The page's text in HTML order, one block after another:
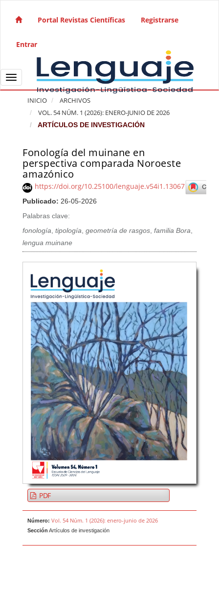
Navegación principal
Barra lateral
Portal Revistas Científicas Registrarse
Entrar
Toggle navigation
INICIO
ARCHIVOS
VOL. 54 NÚM. 1 (2026): ENERO-JUNIO DE 2026
ARTÍCULOS DE INVESTIGACIÓN
Fonología del muinane en
perspectiva comparada Noroeste
amazónico
https://doi.org/10.25100/lenguaje.v54i1.13067
Publicado: 26-05-2026
Palabras clave:
fonología,tipología,geometría de rasgos,familia Bora,
lengua muinane
Barra lateral del artículo
PDF
Número: Vol. 54 Núm. 1 (2026): enero-junio de 2026
Sección Artículos de investigación